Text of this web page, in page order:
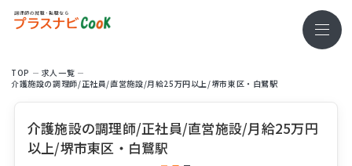
TOP
求⼈⼀覧
介護施設の調理師/正社員/直営施設/月給25万円以上/堺市東区・白鷺駅
介護施設の調理師/正社員/直営施設/月給25万円
以上/堺市東区・白鷺駅